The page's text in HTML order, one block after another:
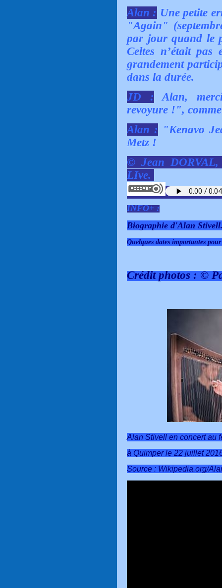
Alan : Une petite
"Again"
par jour quand le
Celtes n’était pas
grandement
dans la durée.
JD : Alan,
revoyure !",
Alan : "Kenavo
Metz !
© Jean
LIve.
INFO+ :
Biographie d'Alan
Quelques dates importantes
Crédit photos : ©
Alan Stivell en concert au
à Quimper le 22 juillet
Source : Wikipedia.org/